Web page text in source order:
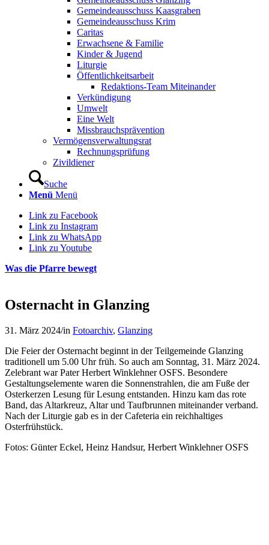
Gemeindeausschuss Kaasgraben
Gemeindeausschuss Krim
Caritas
Erwachsene & Familie
Kinder & Jugend
Liturgie
Öffentlichkeitsarbeit
Redaktions-Team Miteinander
Verkündigung
Umwelt
Eine Welt
Missbrauchsprävention
Vermögensverwaltungsrat
Rechnungsprüfung
Zivildiener
Suche
Menü Menü
Link zu Facebook
Link zu Instagram
Link zu WhatsApp
Link zu Youtube
Was die Pfarre bewegt
Osternacht in Glanzing
31. März 2024/in Fotoarchiv, Glanzing
Die Feier der Osternacht beginnt in der Teilgemeinde Glanzing
traditionell um 5.00 Uhr früh. So auch am Sonntag, 31. März 2024.
Zelebrant war Pater Herbert Winklehner OSFS. Besondere
Gestaltungselemente waren die Sonnenstrahlen, die am Fuße der
Osterkerzen Lesung für Lesung entstanden. Hinzu kam das rote
Band, das Altarkreuz, Altar und Taufbrunnen miteinander verband.
Nach der Liturgie gab es in der Cafeteria ein reichhaltiges
Osterfrühstück.
Fotos: Günter Eckel, Heinz Handsur, Herbert Winklehner OSFS